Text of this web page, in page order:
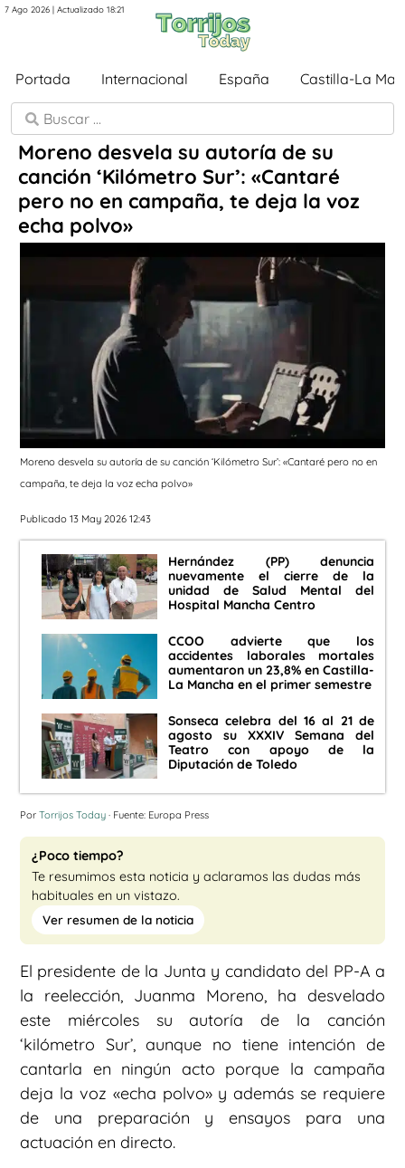
7 Ago 2026 | Actualizado 18:21
Portada Internacional España Castilla-La
Moreno desvela su autoría de su
canción ‘Kilómetro Sur’: «Cantaré
pero no en campaña, te deja la voz
echa polvo»
Moreno desvela su autoría de su canción ‘Kilómetro Sur’: «Cantaré pero no en
campaña, te deja la voz echa polvo»
Publicado 13 May 2026 12:43
Hernández (PP) denuncia
nuevamente el cierre de la
unidad de Salud Mental del
Hospital Mancha Centro
CCOO advierte que los
accidentes laborales mortales
aumentaron un 23,8% en Castilla-
La Mancha en el primer semestre
Sonseca celebra del 16 al 21 de
agosto su XXXIV Semana del
Teatro con apoyo de la
Diputación de Toledo
Por Torrijos Today · Fuente: Europa Press
¿Poco tiempo?
Te resumimos esta noticia y aclaramos las dudas más
habituales en un vistazo.
Ver resumen de la noticia
El presidente de la Junta y candidato del PP-A a
la reelección, Juanma Moreno, ha desvelado
este miércoles su autoría de la canción
‘kilómetro Sur’, aunque no tiene intención de
cantarla en ningún acto porque la campaña
deja la voz «echa polvo» y además se requiere
de una preparación y ensayos para una
actuación en directo.